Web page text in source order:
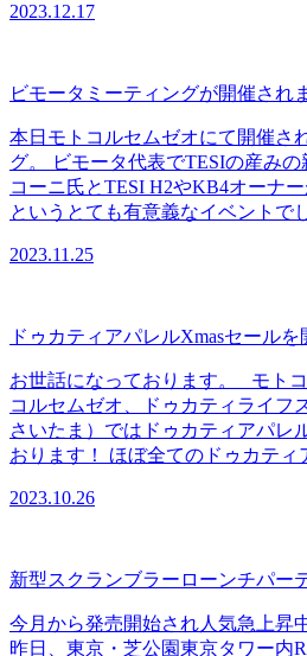
2023.12.17
ビモータミーティングが開催され
本日モトコルセムゼオにて開催さ
グ。 ビモータ代表でTESIの産み
コーニ氏とTESI H2やKB4オーナ
というとても有意義なイベント
2023.11.25
ドゥカティアパレルXmasセールを
お世話になっております。 モト
コルセムゼオ、ドゥカティライフ
さいたま）ではドゥカティアパレ
おります！ ほぼ全てのドゥカテ
2023.10.26
新型スクランブラーローンチパー
今月から発売開始され人気急上昇
昨日、東京・芝公園東京タワー内